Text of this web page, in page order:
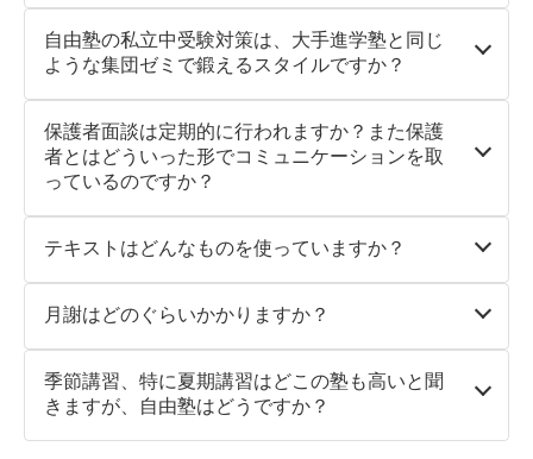
12月の模試で目の当たりにした絶望的な成績でよう
やく娘が覚醒し、そこからの約１か月の追い上げで
大逆転できたのは、本人の頑張りだけでなく自由塾
受験スケジュール的には、１月末にお気に入りの前
受け校の合格をいただいたことで、２月の本番に余
裕をもって臨めたことが良かったのではないかと思
っています。
娘に受験の感想を聞くと、「楽しかった」の一言で
した。本当に親子ともども疲弊しない楽しい中学受
験を実践させていただきました。
最高の結果へと導いてくださった塾長はじめ、自由
塾の先生方に、改めまして心からお礼を申し上げま
す。本当にありがとうございました。
いましたが、最後まで、一度も行きたくないとは言
いませんでした。
家庭では、「勉強しなさい」と言うのはやめようと
け、「今日は何時から勉強する？」と聞くようにし
ていました。
このやり方が正しいのかは分かりませんが、やらさ
れ感を持たずに、自分の意思で机に向かう時間を決
めること、時間管理の練習に繋がったかなと思って
います。
模試を重ねるうちに徐々に強み・弱みが明確になっ
ていきました。塾では普段の指導の中で、弱みの克
いました。
受験校は、いくつか学校説明会に行く中で、学校の
特色を比較し、自分が中高で何を頑張りたいのか、
あ然…中学受験の現実に打ちのめされました。
「え!?４教科!?…今から理科、社会は間に合う
の!?」という率直な悩みを中島塾長にぶつけたのも
その頃だったと思います。そして一言。
「昭太朗くんにやる気があるのなら、やってみまし
ょう!!」
そこから無謀な理科、社会がスタートしました。
本来であれば、５年生までに下地を作り６年生で復
習がてら細かなところまで詰めていく作業だと思う
ます。そんな中、模試を受ければ理科、社会は散々
な結果。（特に社会は目も当てられない点数…）
「2教科でいった方がいいですかね？」と何度ご相
談したことか…
その度に「昭太朗くんは嫌がっていませんか？嫌が
っていないようであれば、もう少し様子をみましょ
これを機に、好きな科目の受講で、気持ちに余裕が
うまれ休む事なく通塾すると同時に、3学期末考査
たことで、本人が自ら「このままではマズイ」と痛
感。
本人の希望で再び英・数・社を受講し始めてから
は、人が変わったように学習に取り組むようになり
ました。
熱心に教えていただいた教科で思うような結果が出
ず「先生に申し訳ない」と落ち込む姿もありました
が、先生方がその都度、息子の性格に合わせた温か
中３の進路相談では息子の性格を良くご存知の髙松
先生から、近くに公園があり緑豊かな高校や、入学
後もご指導が手厚く学校の校風が合うのではないか
最近では、私立中学の入試問題も、従来の機械的な
計算力や暗記力を試すような問題から、活用力や記
てきた思考力や表現力を育む指導は、私立中受験に
も活きてきます。
自由塾の私立中受験対策は、大手進学塾と同じ
ような集団ゼミで鍛えるスタイルですか？
の生徒の理解状況、ペース、志望校に合わせた個別
指導です。
ですから集団指導でありがちな、すでによくわかっ
でいきいき中学受験」を提唱しているので、追い込
まず受験で疲弊しないよう、無理無駄のない指導を
心がけています。
保護者面談は定期的に行われますか？また保護
者とはどういった形でコミュニケーションを取
っているのですか？
11月にもう1回あります。
いつでも面談させていただきます。また保護者の方
とはお問い合わせやお知らせをメールで双方向でや
りとりできるシステムを採用しています。それを通
じて、指導報告書も定期的にお届けしています。
テキストはどんなものを使っていますか？
全準拠した塾専用教材を使用しています。
いただきます。個別指導チュートリアルの生徒は、
それ以外に生徒の理解状況や通塾目的に合わせて他
のテキストを使用する場合があります。中学受験の
生徒や大学受験生は、志望校や理解状況に応じて、
月謝はどのぐらいかかりますか？
です。
もちろん通塾回数によって異なりますが、回数が増
季節講習、特に夏期講習はどこの塾も高いと聞
きますが、自由塾はどうですか？